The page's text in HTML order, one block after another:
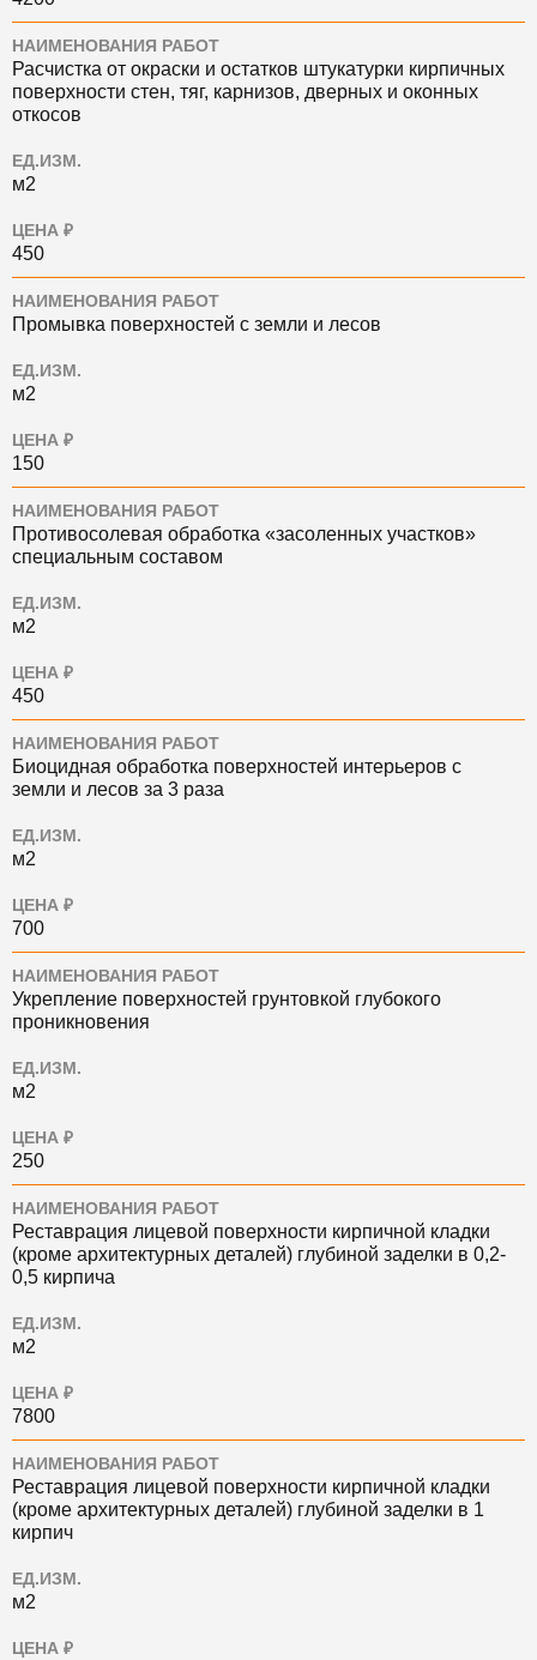
НАИМЕНОВАНИЯ РАБОТ
Расчистка от окраски и остатков штукатурки кирпичных
поверхности стен, тяг, карнизов, дверных и оконных
откосов
ЕД.ИЗМ.
м2
ЦЕНА ₽
450
НАИМЕНОВАНИЯ РАБОТ
Промывка поверхностей с земли и лесов
ЕД.ИЗМ.
м2
ЦЕНА ₽
150
НАИМЕНОВАНИЯ РАБОТ
Противосолевая обработка «засоленных участков»
специальным составом
ЕД.ИЗМ.
м2
ЦЕНА ₽
450
НАИМЕНОВАНИЯ РАБОТ
Биоцидная обработка поверхностей интерьеров с
земли и лесов за 3 раза
ЕД.ИЗМ.
м2
ЦЕНА ₽
700
НАИМЕНОВАНИЯ РАБОТ
Укрепление поверхностей грунтовкой глубокого
проникновения
ЕД.ИЗМ.
м2
ЦЕНА ₽
250
НАИМЕНОВАНИЯ РАБОТ
Реставрация лицевой поверхности кирпичной кладки
(кроме архитектурных деталей) глубиной заделки в 0,2-
0,5 кирпича
ЕД.ИЗМ.
м2
ЦЕНА ₽
7800
НАИМЕНОВАНИЯ РАБОТ
Реставрация лицевой поверхности кирпичной кладки
(кроме архитектурных деталей) глубиной заделки в 1
кирпич
ЕД.ИЗМ.
м2
ЦЕНА ₽